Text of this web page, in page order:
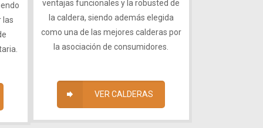
las
ventajas funcionales y la robusted de
la caldera, siendo además elegida
como una de las mejores calderas por
la asociación de consumidores.
VER CALDERAS